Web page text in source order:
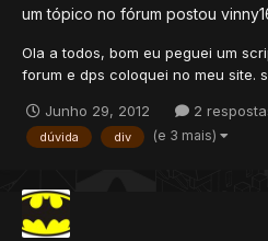
um tópico no fórum postou
Ola a todos, bom eu peguei um
forum e dps coloquei no meu site.
não está bugada: e agora olha
documento dessa pagina) <?PHP
Junho 29, 2012 2
dúvida div (e 3 mais)